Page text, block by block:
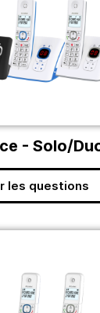
- Solo/
les questions